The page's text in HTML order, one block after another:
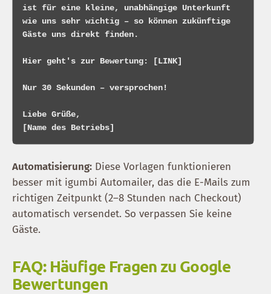
ist für eine kleine, unabhängige Unterkunft
wie uns sehr wichtig – so können zukünftige
Gäste uns direkt finden.
Hier geht's zur Bewertung: [LINK]
Nur 30 Sekunden – versprochen!
Liebe Grüße,
Automatisierung: Diese Vorlagen funktionieren
besser mit igumbi Automailer, das die E-Mails zum
richtigen Zeitpunkt (2–8 Stunden nach Checkout)
automatisch versendet. So verpassen Sie keine
Gäste.
FAQ: Häufige Fragen zu Google
Bewertungen